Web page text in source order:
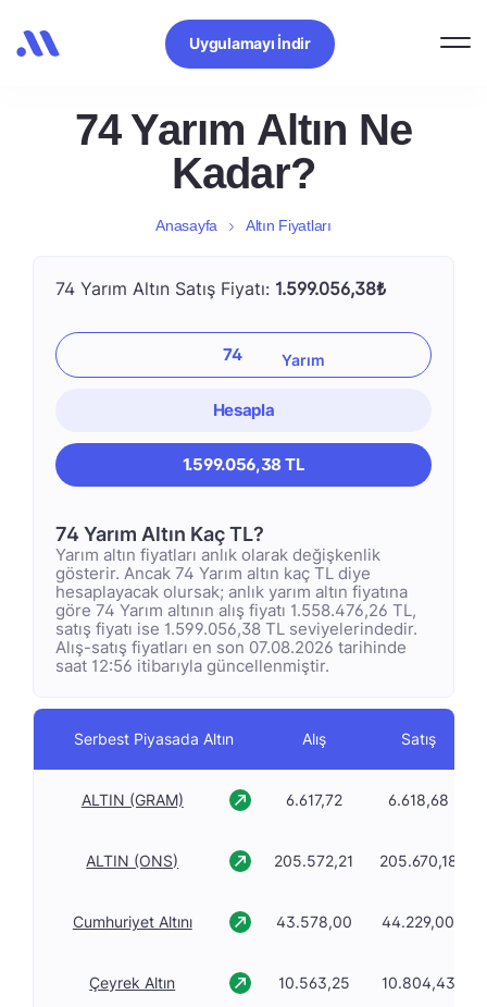
Uygulamayı İndir
74 Yarım Altın Ne
Kadar?
Anasayfa Altın Fiyatları
74 Yarım Altın Satış Fiyatı: 1.599.056,38₺
Hesapla
1.599.056,38 TL
74 Yarım Altın Kaç TL?
Yarım altın fiyatları anlık olarak değişkenlik
gösterir. Ancak 74 Yarım altın kaç TL diye
hesaplayacak olursak; anlık yarım altın fiyatına
göre 74 Yarım altının alış fiyatı 1.558.476,26 TL,
satış fiyatı ise 1.599.056,38 TL seviyelerindedir.
Alış-satış fiyatları en son 07.08.2026 tarihinde
saat 12:56 itibarıyla güncellenmiştir.
Serbest Piyasada Altın Alış Satış
ALTIN (GRAM) 6.617,72 6.618,68
ALTIN (ONS) 205.572,21 205.670,18
Cumhuriyet Altını 43.578,00 44.229,00
Çeyrek Altın 10.563,25 10.804,43